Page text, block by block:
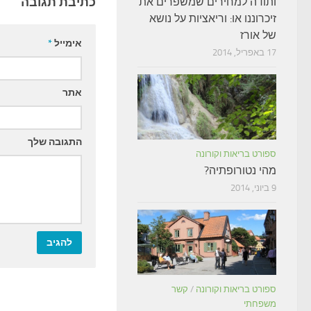
אימייל*
אתר
התגובה שלך
זיכרוננו או: וריאציות על נושא
של אורז
17 באפריל, 2014
ספורט בריאות וקורונה
מהי נטורופתיה?
9 ביוני, 2014
ספורט בריאות וקורונה / קשר
משפחתי